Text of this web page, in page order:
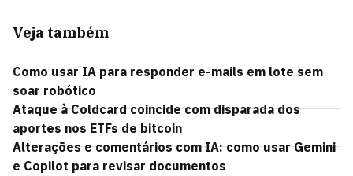
Veja também
Como usar IA para responder e-mails em lote sem
soar robótico
Ataque à Coldcard coincide com disparada dos
aportes nos ETFs de bitcoin
Alterações e comentários com IA: como usar Gemini
e Copilot para revisar documentos